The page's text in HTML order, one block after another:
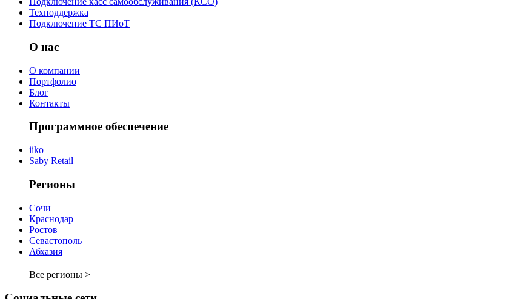
Техподдержка
Подключение ТС ПИоТ
О нас
О компании
Портфолио
Блог
Контакты
Программное обеспечение
iiko
Saby Retail
Регионы
Сочи
Краснодар
Ростов
Севастополь
Абхазия
Все регионы >